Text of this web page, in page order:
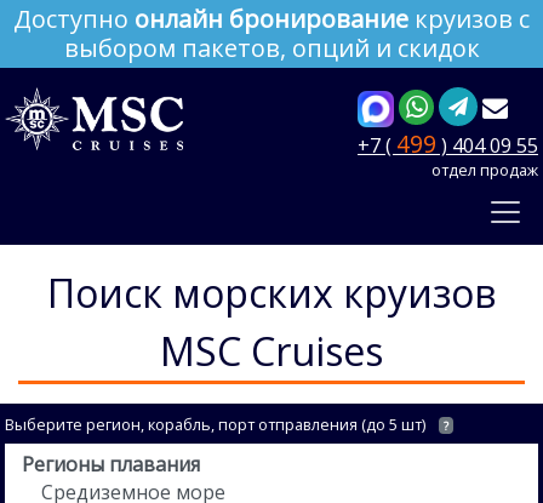
Доступно онлайн бронирование круизов с
выбором пакетов, опций и скидок
+7 ( 499 ) 404 09 55
отдел продаж
Поиск морских круизов
MSC Cruises
Выберите регион, корабль, порт отправления (до 5 шт) ?